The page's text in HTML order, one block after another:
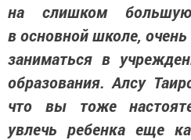
на слишком
в основной школе,
заниматься в
образования. Алсу
что вы тоже
увлечь ребенка еще